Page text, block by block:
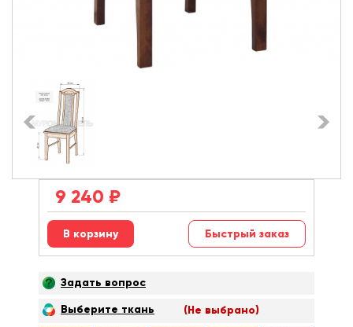
9 240 ₽
Быстрый заказ
Задать вопрос
Выберите ткань
(Не выбрано)